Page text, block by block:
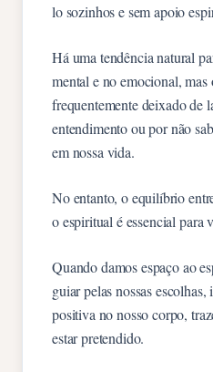
lo sozinhos e sem apoio
Há uma tendência natural
mental e no emocional, mas
frequentemente deixado de
entendimento ou por não
em nossa vida.
No entanto, o equilíbrio
o espiritual é essencial para
Quando damos espaço ao
guiar pelas nossas
positiva no nosso corpo,
estar pretendido.